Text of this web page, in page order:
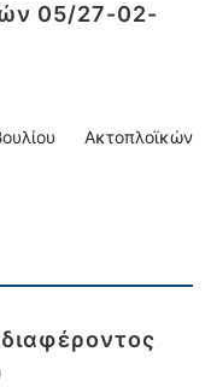
05/27-02-
Ακτοπλοϊκών